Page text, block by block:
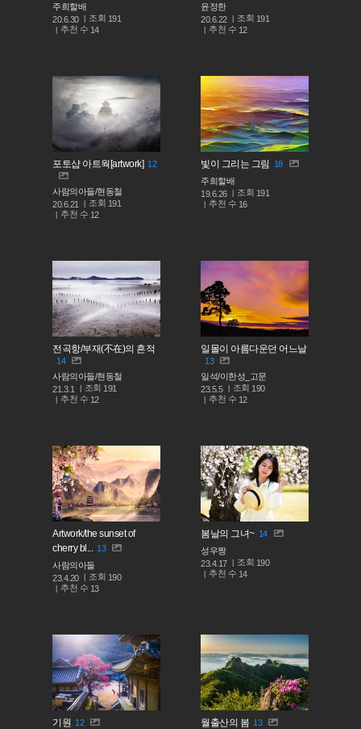
주희할배
20.6.30
조회 191
추천 수 14
윤정한
20.6.22
조회 191
추천 수 12
포토샵 아트웍[artwork] 12
사람의아들/현동철
20.6.21
조회 191
추천 수 12
빛이 그리는 그림 18
주희할배
19.6.26
조회 191
추천 수 16
전곡항/부재(不在)의 흔적
14
사람의아들/현동철
21.3.1
조회 191
추천 수 12
일몰이 아름다운던 어느날
13
일석/이한성_고문
23.5.5
조회 190
추천 수 12
Artwork/the sunset of
cherry bl...
13
사람의아들
23.4.20
조회 190
추천 수 13
봄날의 그녀~ 14
성우짱
23.4.17
조회 190
추천 수 14
기원 12
월출산의 봄 13